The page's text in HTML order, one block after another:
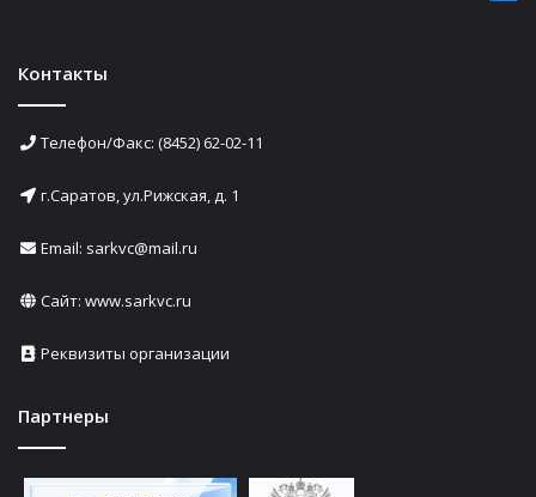
Контакты
Телефон/Факс: (8452) 62-02-11
г.Саратов, ул.Рижская, д. 1
Email: sarkvc@mail.ru
Сайт: www.sarkvc.ru
Реквизиты организации
Партнеры